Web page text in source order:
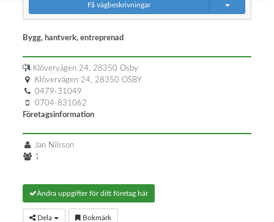
Få vägbeskrivningar
Bygg, hantverk, entreprenad
Klövervägen 24, 28350 Osby
Klövervägen 24, 28350 OSBY
0479-31049
0704-831062
Företagsinformation
Jan Nilsson
1
Ändra uppgifter för ditt företag här
Dela Bokmärk